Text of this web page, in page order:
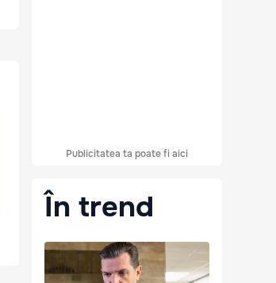
Publicitatea ta poate fi aici
În trend